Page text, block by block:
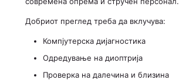
Добриот преглед треба да вклучува:
Компјутерска дијагностика
Одредување на диоптрија
Проверка на далечина и близина